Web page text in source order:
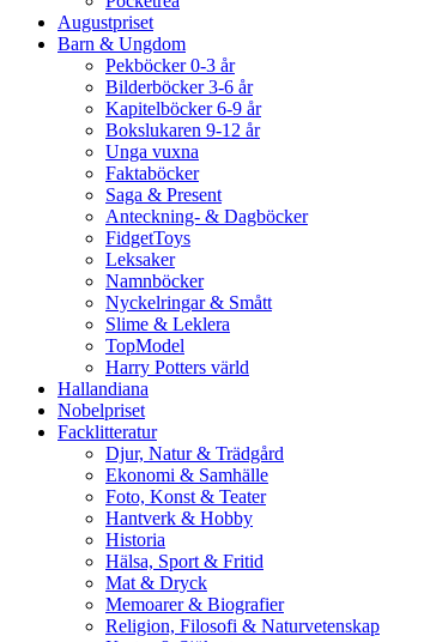
Augustpriset
Barn & Ungdom
Pekböcker 0-3 år
Bilderböcker 3-6 år
Kapitelböcker 6-9 år
Bokslukaren 9-12 år
Unga vuxna
Faktaböcker
Saga & Present
Anteckning- & Dagböcker
FidgetToys
Leksaker
Namnböcker
Nyckelringar & Smått
Slime & Leklera
TopModel
Harry Potters värld
Hallandiana
Nobelpriset
Facklitteratur
Djur, Natur & Trädgård
Ekonomi & Samhälle
Foto, Konst & Teater
Hantverk & Hobby
Historia
Hälsa, Sport & Fritid
Mat & Dryck
Memoarer & Biografier
Religion, Filosofi & Naturvetenskap